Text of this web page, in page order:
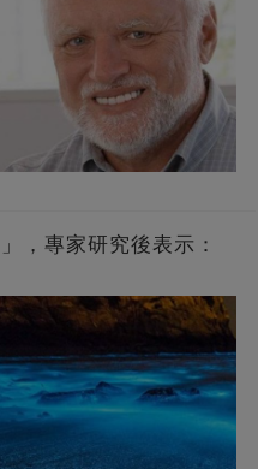
，專家研究後表示：